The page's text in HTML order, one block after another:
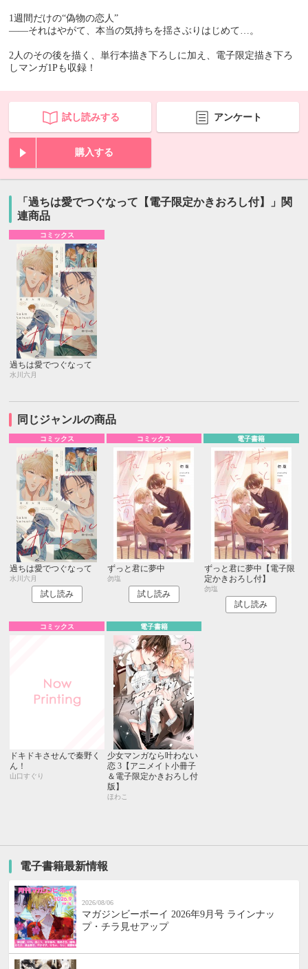
1週間だけの“偽物の恋人”
――それはやがて、本当の気持ちを揺さぶりはじめて…。
2人のその後を描く、単行本描き下ろしに加え、電子限定描き下ろ
しマンガ1Pも収録！
試し読みする アンケート
購入する
「過ちは愛でつぐなって【電子限定かきおろし付】」関
連商品
コミックス
過ちは愛でつぐなって
水川六月
同じジャンルの商品
コミックス
過ちは愛でつぐなって
水川六月
試し読み
コミックス
ずっと君に夢中
勿塩
試し読み
電子書籍
ずっと君に夢中【電子限
定かきおろし付】
勿塩
試し読み
コミックス
ドキドキさせんで秦野く
ん！
山口すぐり
電子書籍
少女マンガなら叶わない
恋 3【アニメイト小冊子
＆電子限定かきおろし付
版】
ほわこ
電子書籍最新情報
2026/08/06
マガジンビーボーイ 2026年9月号 ラインナッ
プ・チラ見せアップ